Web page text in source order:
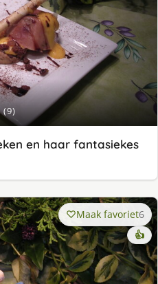
(9)
en haar fantasiekes
Maak favoriet6
👍